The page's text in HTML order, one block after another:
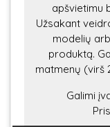
apšvietimu
Užsakant
modelių
produktą.
matmenų (virš
Galimi